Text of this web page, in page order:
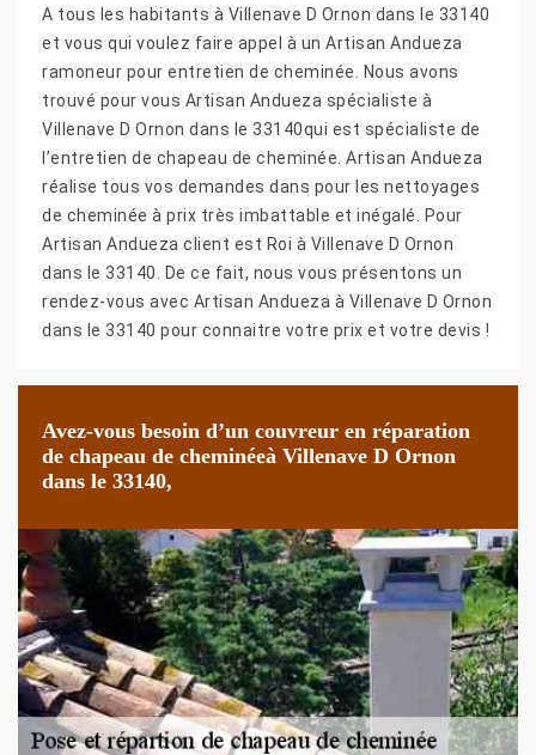
A tous les habitants à Villenave D Ornon dans le 33140
et vous qui voulez faire appel à un Artisan Andueza
ramoneur pour entretien de cheminée. Nous avons
trouvé pour vous Artisan Andueza spécialiste à
Villenave D Ornon dans le 33140qui est spécialiste de
l’entretien de chapeau de cheminée. Artisan Andueza
réalise tous vos demandes dans pour les nettoyages
de cheminée à prix très imbattable et inégalé. Pour
Artisan Andueza client est Roi à Villenave D Ornon
dans le 33140. De ce fait, nous vous présentons un
rendez-vous avec Artisan Andueza à Villenave D Ornon
dans le 33140 pour connaitre votre prix et votre devis !
Avez-vous besoin d’un couvreur en réparation
de chapeau de cheminéeà Villenave D Ornon
dans le 33140,